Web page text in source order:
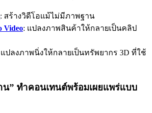
: สร้างวิดีโอแม้ไม่มีภาพฐาน
Video: แปลงภาพสินค้าให้กลายเป็นคลิป
แปลงภาพนิ่งให้กลายเป็นทรัพยากร 3D ที่ใช้
น” ทำคอนเทนต์พร้อมเผยแพร่แบบ